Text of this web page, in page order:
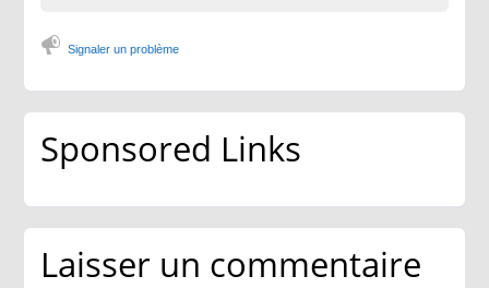
Signaler un problème
Sponsored Links
Laisser un commentaire